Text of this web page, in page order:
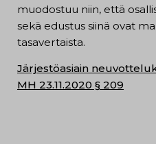
muodostuu niin, että
sekä edustus siinä ovat
tasavertaista.
Järjestöasiain
MH 23.11.2020 § 209